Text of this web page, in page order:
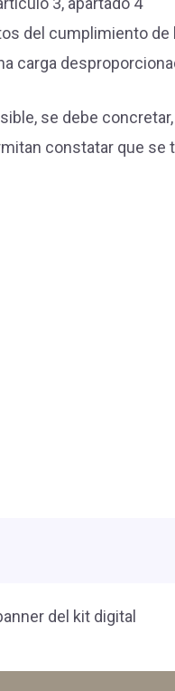
del cumplimiento
carga
se debe
constatar que se